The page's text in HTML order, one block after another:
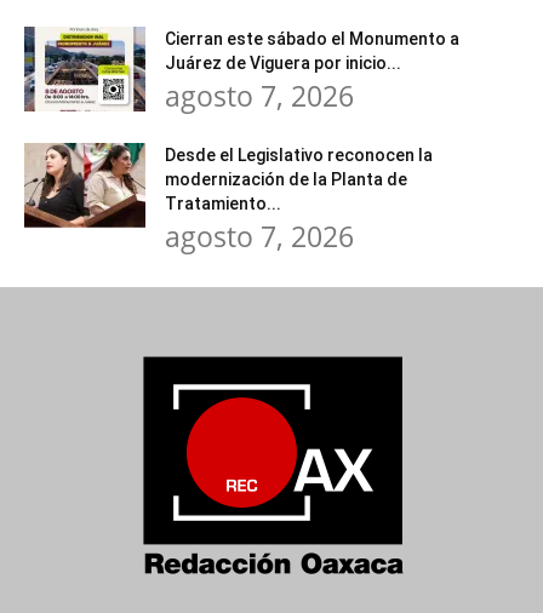
Cierran este sábado el Monumento a
Juárez de Viguera por inicio...
agosto 7, 2026
Desde el Legislativo reconocen la
modernización de la Planta de
Tratamiento...
agosto 7, 2026